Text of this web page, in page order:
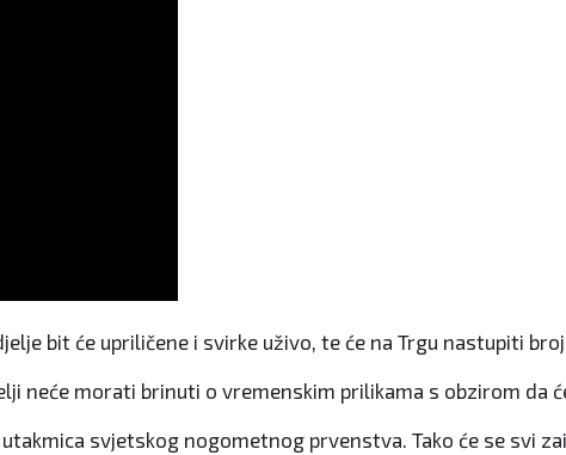
bit će upriličene i svirke uživo, te će na Trgu nastupiti
neće morati brinuti o vremenskim prilikama s obzirom da
svjetskog nogometnog prvenstva. Tako će se svi